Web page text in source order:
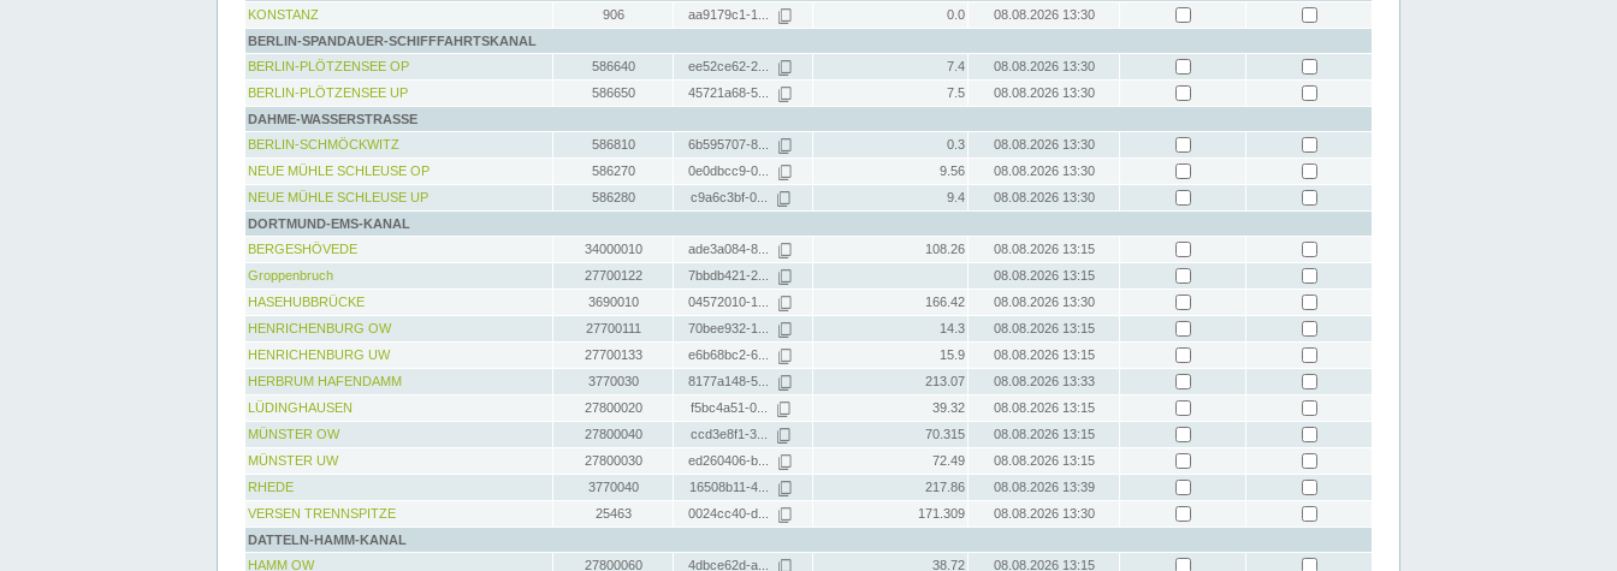
KONSTANZ
906 aa9179c1-1... 0.0
08.08.2026 13:30
BERLIN-SPANDAUER-SCHIFFFAHRTSKANAL
BERLIN-PLÖTZENSEE OP
586640 ee52ce62-2... 7.4
08.08.2026 13:30
BERLIN-PLÖTZENSEE UP
586650 45721a68-5... 7.5
08.08.2026 13:30
DAHME-WASSERSTRASSE
BERLIN-SCHMÖCKWITZ
586810 6b595707-8... 0.3
08.08.2026 13:30
NEUE MÜHLE SCHLEUSE OP
586270 0e0dbcc9-0... 9.56
08.08.2026 13:30
NEUE MÜHLE SCHLEUSE UP
586280 c9a6c3bf-0... 9.4
08.08.2026 13:30
DORTMUND-EMS-KANAL
BERGESHÖVEDE
34000010 ade3a084-8... 108.26
08.08.2026 13:15
Groppenbruch
27700122 7bbdb421-2...
08.08.2026 13:15
HASEHUBBRÜCKE
3690010 04572010-1... 166.42
08.08.2026 13:30
HENRICHENBURG OW
27700111 70bee932-1... 14.3
08.08.2026 13:15
HENRICHENBURG UW
27700133 e6b68bc2-6... 15.9
08.08.2026 13:15
HERBRUM HAFENDAMM
3770030 8177a148-5... 213.07
08.08.2026 13:33
LÜDINGHAUSEN
27800020 f5bc4a51-0... 39.32
08.08.2026 13:15
MÜNSTER OW
27800040 ccd3e8f1-3... 70.315
08.08.2026 13:15
MÜNSTER UW
27800030 ed260406-b... 72.49
08.08.2026 13:15
RHEDE
3770040 16508b11-4... 217.86
08.08.2026 13:39
VERSEN TRENNSPITZE
25463 0024cc40-d... 171.309
08.08.2026 13:30
DATTELN-HAMM-KANAL
HAMM OW
27800060 4dbce62d-a... 38.72
08.08.2026 13:15